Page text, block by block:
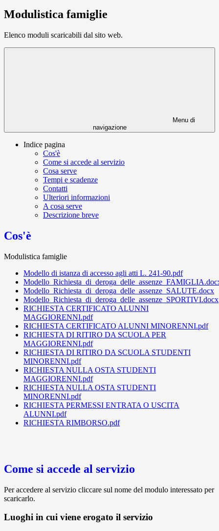
Modulistica famiglie
Elenco moduli scaricabili dal sito web.
Menu di
navigazione
Indice pagina
Cos'è
Come si accede al servizio
Cosa serve
Tempi e scadenze
Contatti
Ulteriori informazioni
A cosa serve
Descrizione breve
Cos'è
Modulistica famiglie
Modello di istanza di accesso agli atti L. 241-90.pdf
Modello_Richiesta_di_deroga_delle_assenze_SALUTE.docx
Modello_Richiesta_di_deroga_delle_assenze_SPORTIVI.docx
RICHIESTA CERTIFICATO ALUNNI
MAGGIORENNI.pdf
RICHIESTA CERTIFICATO ALUNNI MINORENNI.pdf
RICHIESTA DI RITIRO DA SCUOLA PER
MAGGIORENNI.pdf
RICHIESTA DI RITIRO DA SCUOLA STUDENTI
MINORENNI.pdf
RICHIESTA NULLA OSTA STUDENTI
MAGGIORENNI.pdf
RICHIESTA NULLA OSTA STUDENTI
MINORENNI.pdf
RICHIESTA PERMESSI ENTRATA O USCITA
ALUNNI.pdf
RICHIESTA RIMBORSO.pdf
Come si accede al servizio
Per accedere al servizio cliccare sul nome del modulo interessato per
scaricarlo.
Luoghi in cui viene erogato il servizio